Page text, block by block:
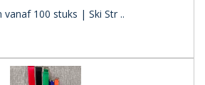
vanaf 100 stuks | Ski Str ..